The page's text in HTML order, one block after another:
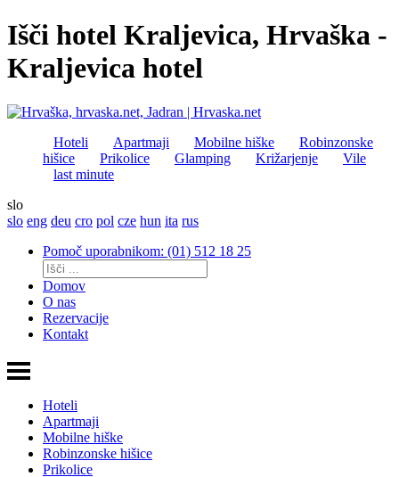
Išči hotel Kraljevica, Hrvaška -
Kraljevica hotel
Hoteli Apartmaji Mobilne hiške
Robinzonske
hišice
Prikolice Glamping Križarjenje
Vile
last minute
slo
slo eng deu cro pol cze hun ita rus
Pomoč uporabnikom: (01) 512 18 25
Domov
O nas
Rezervacije
Kontakt
Hoteli
Apartmaji
Mobilne hiške
Robinzonske hišice
Prikolice